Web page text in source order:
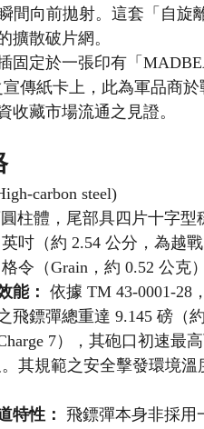
間向前拋射。這套「自旋
擴散破片網。
固定於一張印有「
宣傳紙卡上，此為軍品商
收藏市場流通之見證。
carbon steel)
柱體，尾部具四片十字型
吋（約 2.54 公分，為越
令（Grain，約 0.52 公克）
能：
依據 TM 43-0001-28
飛鏢彈總重達 9.145 磅（
7），其砲口初速最
其規範之安全擊發環境溫
特性：
飛鏢彈本身非採用